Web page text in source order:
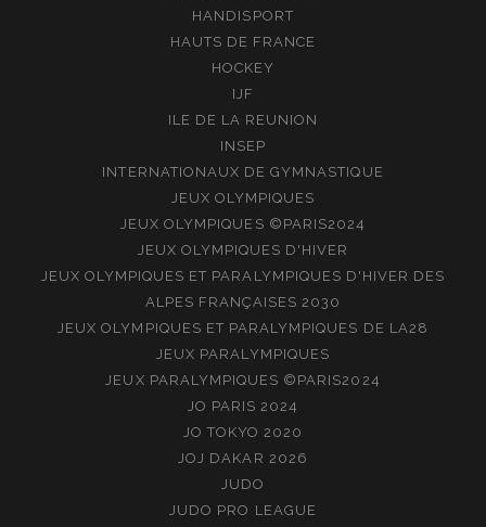
HANDISPORT
HAUTS DE FRANCE
HOCKEY
IJF
ILE DE LA REUNION
INSEP
INTERNATIONAUX DE GYMNASTIQUE
JEUX OLYMPIQUES
JEUX OLYMPIQUES ©PARIS2024
JEUX OLYMPIQUES D'HIVER
JEUX OLYMPIQUES ET PARALYMPIQUES D'HIVER DES
ALPES FRANÇAISES 2030
JEUX OLYMPIQUES ET PARALYMPIQUES DE LA28
JEUX PARALYMPIQUES
JEUX PARALYMPIQUES ©PARIS2024
JO PARIS 2024
JO TOKYO 2020
JOJ DAKAR 2026
JUDO
JUDO PRO LEAGUE